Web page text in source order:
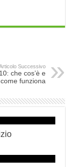
Successivo
che cos’è e
come funziona